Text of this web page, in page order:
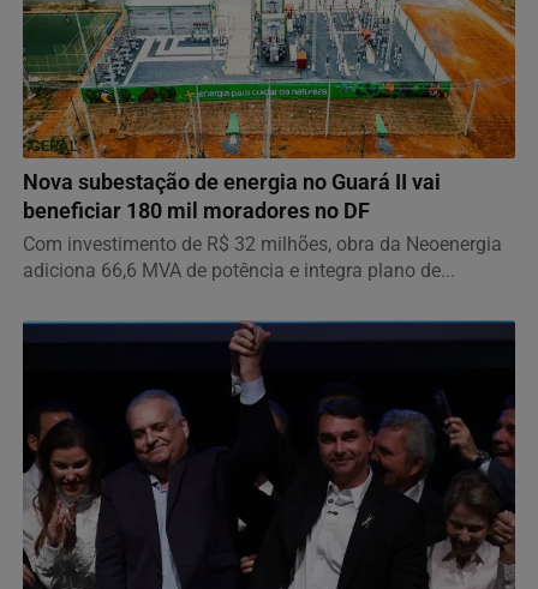
GERAL
Nova subestação de energia no Guará II vai
beneficiar 180 mil moradores no DF
Com investimento de R$ 32 milhões, obra da Neoenergia
adiciona 66,6 MVA de potência e integra plano de...